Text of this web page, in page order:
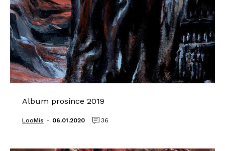
Album prosince 2019
LooMis - 06.01.2020 36